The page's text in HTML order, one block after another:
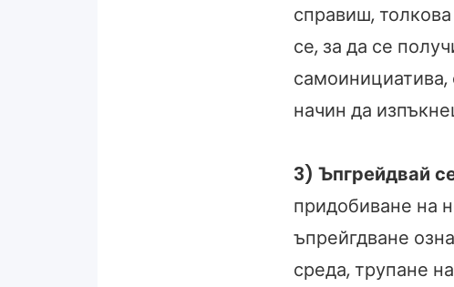
справиш,
се, за да се
самоинициатива,
начин да
3) Ъпгрейдвай
придобиване на
ъпрейгдване
среда, трупане